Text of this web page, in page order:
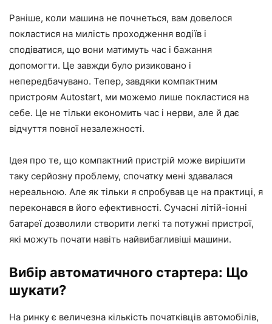
Раніше, коли машина не почнеться, вам довелося
покластися на милість проходження водіїв і
сподіватися, що вони матимуть час і бажання
допомогти. Це завжди було ризиковано і
непередбачувано. Тепер, завдяки компактним
пристроям Autostart, ми можемо лише покластися на
себе. Це не тільки економить час і нерви, але й дає
відчуття повної незалежності.
Ідея про те, що компактний пристрій може вирішити
таку серйозну проблему, спочатку мені здавалася
нереальною. Але як тільки я спробував це на практиці, я
переконався в його ефективності. Сучасні літій-іонні
батареї дозволили створити легкі та потужні пристрої,
які можуть почати навіть найвибагливіші машини.
Вибір автоматичного стартера: Що
шукати?
На ринку є величезна кількість початківців автомобілів,